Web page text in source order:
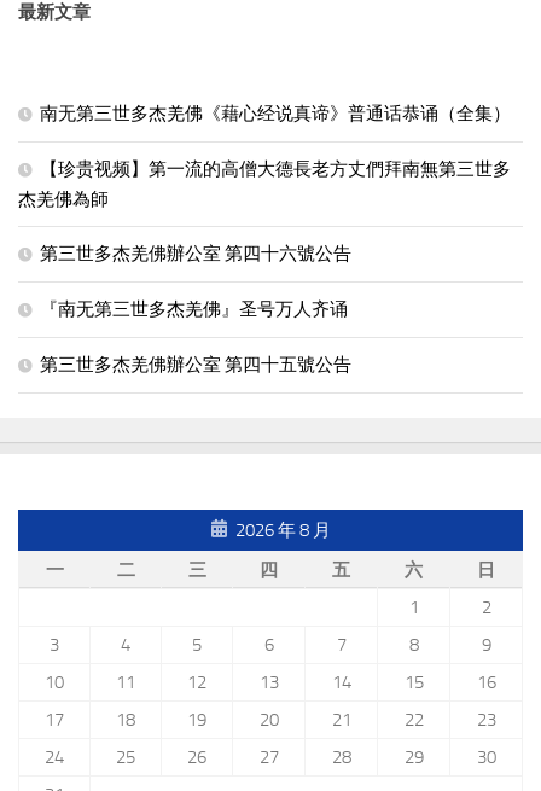
最新文章
南无第三世多杰羌佛《藉心经说真谛》普通话恭诵（全集）
【珍贵视频】第一流的高僧大德長老方丈們拜南無第三世多
杰羌佛為師
第三世多杰羌佛辦公室 第四十六號公告
『南无第三世多杰羌佛』圣号万人齐诵
第三世多杰羌佛辦公室 第四十五號公告
2026 年 8 月
一
二 三 四 五 六
日
1
2
3
4 5 6 7 8
9
10
11 12 13 14 15
16
17
18 19 20 21 22
23
24
25 26 27 28 29
30